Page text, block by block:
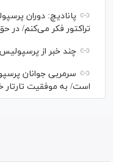
پانادیچ: دوران
تراکتور فکر می‌کنم/ در
چند خبر از پرسپولیس
سرمربی جوانان
است/ به موفقیت تارتار